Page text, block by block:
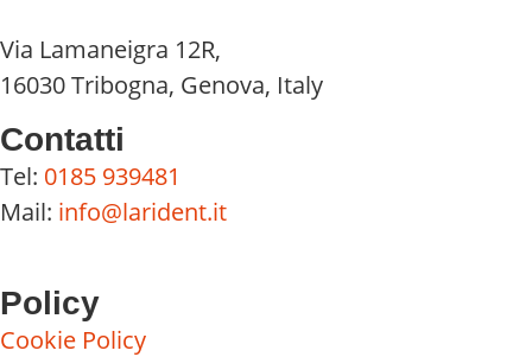
Via Lamaneigra 12R,
16030 Tribogna, Genova, Italy
Contatti
Tel: 0185 939481
Mail: info@larident.it
Policy
Cookie Policy